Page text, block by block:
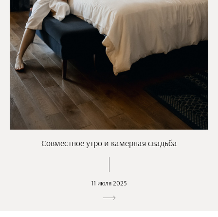
Совместное утро и камерная свадьба
11 июля 2025